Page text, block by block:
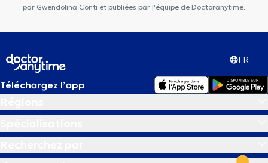
par Gwendolina Conti et publiées par l'équipe de Doctoranytime.
FR
Téléchargez l’app